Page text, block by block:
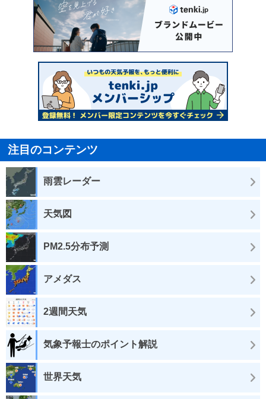
注目のコンテンツ
雨雲レーダー
天気図
PM2.5分布予測
アメダス
2週間天気
気象予報士のポイント解説
世界天気